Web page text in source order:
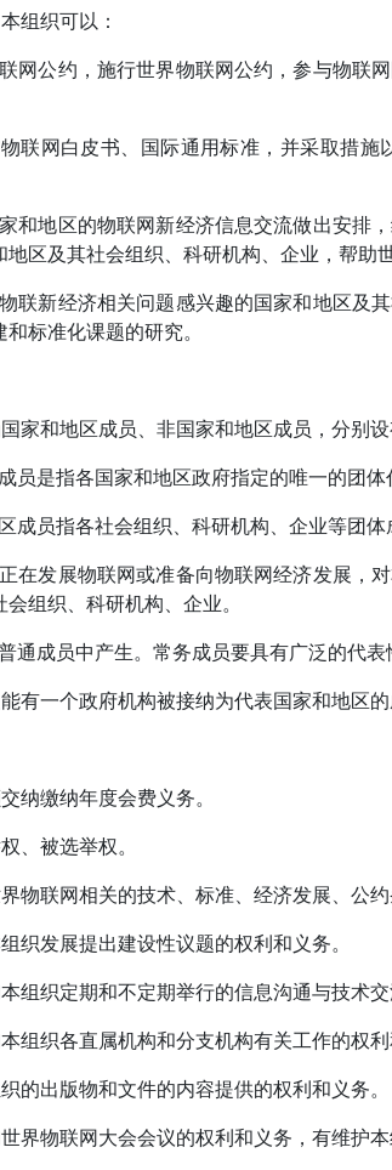
组织可以：
网公约，施行世界物联网公约，参与物联
联网白皮书、国际通用标准，并采取措
和地区的物联网新经济信息交流做出安排
地区及其社会组织、科研机构、企业，帮助
联新经济相关问题感兴趣的国家和地区及
标准化课题的研究。
家和地区成员、非国家和地区成员，分别设
员是指各国家和地区政府指定的唯一的团体
成员指各社会组织、科研机构、企业等团体
在发展物联网或准备向物联网经济发展，
组织、科研机构、企业。
通成员中产生。常务成员要具有广泛的代
有一个政府机构被接纳为代表国家和地区的
纳缴纳年度会费义务。
、被选举权。
物联网相关的技术、标准、经济发展、公
织发展提出建设性议题的权利和义务。
组织定期和不定期举行的信息沟通与技术
组织各直属机构和分支机构有关工作的权利
的出版物和文件的内容提供的权利和义务。
界物联网大会会议的权利和义务，有维护